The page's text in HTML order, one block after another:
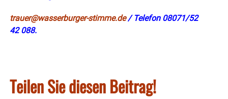
trauer@wasserburger-stimme.de/ Telefon 08071/52
42 088.
Teilen Sie diesen Beitrag!